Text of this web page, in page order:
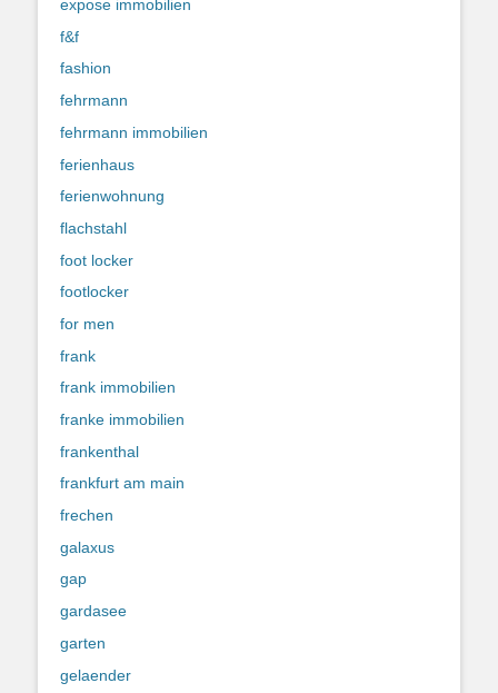
expose immobilien
f&f
fashion
fehrmann
fehrmann immobilien
ferienhaus
ferienwohnung
flachstahl
foot locker
footlocker
for men
frank
frank immobilien
franke immobilien
frankenthal
frankfurt am main
frechen
galaxus
gap
gardasee
garten
gelaender